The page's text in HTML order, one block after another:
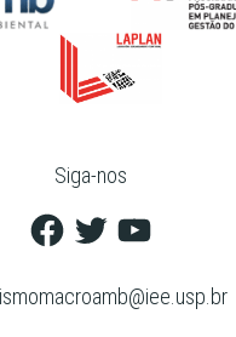
Siga-nos
Facebook
TwitterYouTube